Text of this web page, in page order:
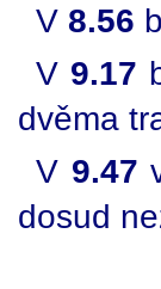
V 8.56
V 9.17
dvěma
V 9.47
dosud